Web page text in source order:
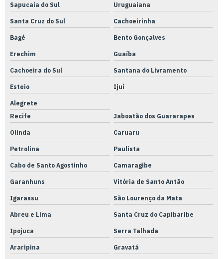
Usinagem cnc
Usinagem corte a laser
Usinagem eletroerosão
Usinagem a fio
Usinagem com fresa
Usinagem de metais
Usinagem peças agricolas
Usinagem de peças automotivas
Usinagem de peças em bronze
Usinagem de peças pequenas
Usinagem de peças
Sapucaia do Sul Uruguaiana
Santa Cruz do Sul Cachoeirinha
Bagé Bento Gonçalves
Erechim Guaíba
Cachoeira do Sul Santana do Livramento
Esteio Ijuí
Alegrete
Recife
Jaboatão dos Guararapes
Olinda Caruaru
Petrolina Paulista
Cabo de Santo Agostinho Camaragibe
Garanhuns Vitória de Santo Antão
Igarassu São Lourenço da Mata
Abreu e Lima Santa Cruz do Capibaribe
Ipojuca Serra Talhada
Araripina Gravatá